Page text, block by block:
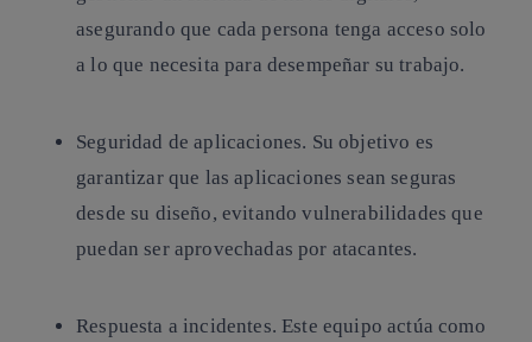
asegurando que cada persona tenga acceso solo
a lo que necesita para desempeñar su trabajo.
Seguridad de aplicaciones. Su objetivo es
garantizar que las aplicaciones sean seguras
desde su diseño, evitando vulnerabilidades que
puedan ser aprovechadas por atacantes.
Respuesta a incidentes. Este equipo actúa como